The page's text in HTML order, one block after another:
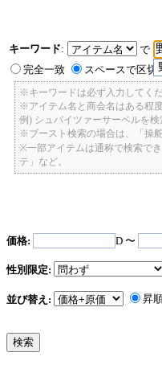
キーワード:
で
完全一致
スペースで区切
※キーワードは必ず入力してくだ
※アイテム名と商会名はある程
例) シュバイツァーサーベルを
※ブースト検索の場合は、「操
※一部アイテムは通称で検索で
テ」など。
価格: D 〜
性別限定:
並び替え: 昇